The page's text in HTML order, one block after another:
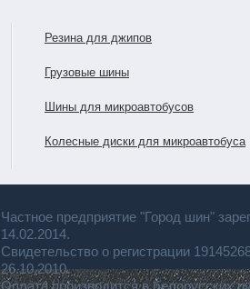
Резина для джипов
Грузовые шины
Шины для микроавтобусов
Колесные диски для микроавтобуса
Частное предприятие "Город шин"
14.02.2014.
Свидетельство о регистрации
26.10.2010.
Оплата производится в белорусских